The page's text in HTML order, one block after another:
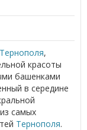
Тернополя,
красоты
башенками
в середине
самых
Тернополя.